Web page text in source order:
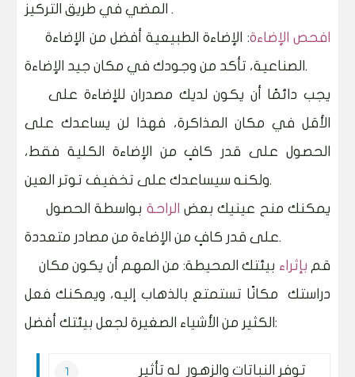
المضي في طريق التركيز .
افحص الإضاءة: الإضاءة الطبيعية أفضل من الإضاءة
الصناعية، تأكد من وجودك في مكان جيد الإضاءة.
يجب دائمًا أن يكون لديك مصدران للإضاءة على
الأقل في مكان المذاكرة، فهذا لن يساعدك على
الحصول على قدر كافٍ من الإضاءة الكلية فقط،
ولكنه سيساعدك على تخفيف توتر العين.
يمكنك منح عينيك بعض الراحة بواسطة الحصول
على قدر كافٍ من الإضاءة من مصادر متعددة.
قم بإثراء بيئتك المحيطة: من المهم أن يكون مكان
دراستك مكانًا تستمتع بالذهاب إليه، ويمكنك فعل
الكثير من الأشياء الصغيرة لجعل بيئتك أفضل: